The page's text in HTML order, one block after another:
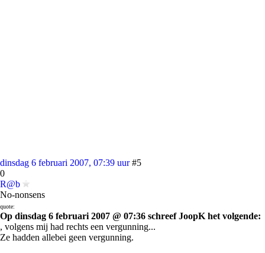
dinsdag 6 februari 2007, 07:39 uur #5
0
R@b
No-nonsens
quote:
Op dinsdag 6 februari 2007 @ 07:36 schreef JoopK het volgende:
, volgens mij had rechts een vergunning...
Ze hadden allebei geen vergunning.